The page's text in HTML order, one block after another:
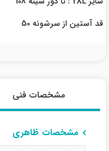
قد آستین از سرشونه 50
مشخصات فنی
مشخصات ظاهری